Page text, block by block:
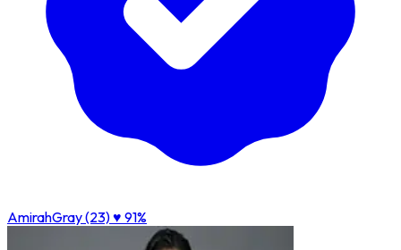
AmirahGray (23)♥ 91%